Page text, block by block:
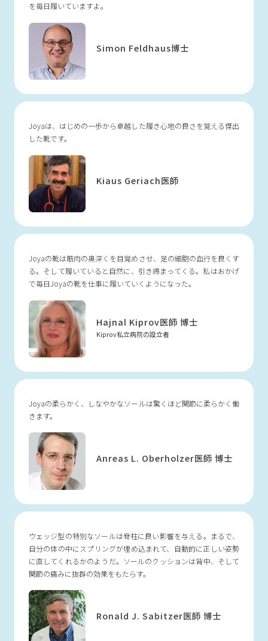
を毎日履いていますよ。
Simon Feldhaus博士
Joyaは、はじめの一歩から卓越した履き心地の良さを覚える傑出
した靴です。
Kiaus Geriach医師
Joyaの靴は筋肉の奥深くを目覚めさせ、足の細胞の血行を良くす
る。そして履いていると自然に、引き締まってくる。私はおかげ
で毎日Joyaの靴を仕事に履いていくようになった。
Hajnal Kiprov医師 博士
Kiprov私立病院の設立者
Joyaの柔らかく、しなやかなソールは驚くほど関節に柔らかく働
きます。
Anreas L. Oberholzer医師 博士
ウェッジ型の特別なソールは脊柱に良い影響を与える。まるで、
自分の体の中にスプリングが埋め込まれて、自動的に正しい姿勢
に直してくれるかのようだ。ソールのクッションは背中、そして
関節の痛みに抜群の効果をもたらす。
Ronald J. Sabitzer医師 博士